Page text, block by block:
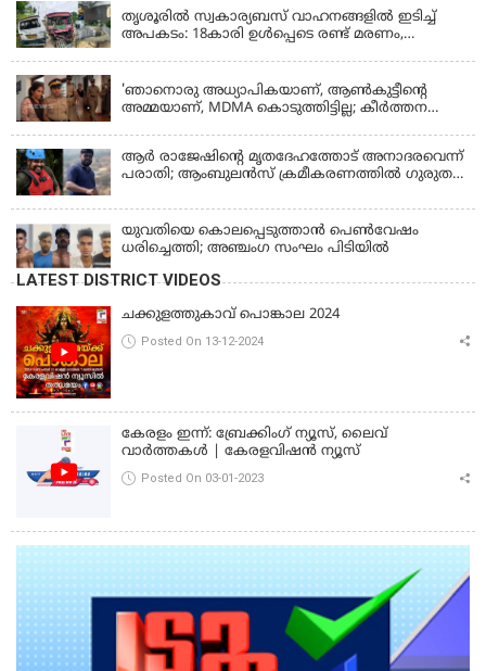
തൃശൂരിൽ സ്വകാര്യബസ് വാഹനങ്ങളില്‍ ഇടിച്ച്
അപകടം: 18കാരി ഉൾപ്പെടെ രണ്ട് മരണം,
'ഞാനൊരു അധ്യാപികയാണ്, ആണ്‍കുട്ടീന്റെ
അമ്മയാണ്‌, MDMA കൊടുത്തിട്ടില്ല; കീർത്തന
ആര്‍ രാജേഷിന്റെ മൃതദേഹത്തോട് അനാദരവെന്ന്
പരാതി; ആംബുലന്‍സ് ക്രമീകരണത്തില്‍ ഗുരുതര
ഫ്രീസര്‍ സംവിധാനം ഇല്ലാതെയെന്നും ആരോപണം
യുവതിയെ കൊലപ്പെടുത്താൻ പെൺവേഷം
ധരിച്ചെത്തി; അഞ്ചംഗ സംഘം പിടിയിൽ
LATEST DISTRICT VIDEOS
ചക്കുളത്തുകാവ് പൊങ്കാല 2024
Posted On 13-12-2024
കേരളം ഇന്ന്: ബ്രേക്കിംഗ് ന്യൂസ്, ലൈവ്
വാർത്തകൾ | കേരളവിഷൻ ന്യൂസ്
Posted On 03-01-2023